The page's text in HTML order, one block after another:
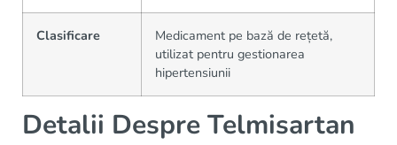
Clasificare
Medicament pe bază de rețetă,
utilizat pentru gestionarea
hipertensiunii
Detalii Despre Telmisartan